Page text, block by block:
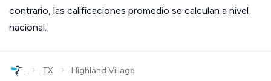
contrario, las calificaciones promedio se calculan a nivel
nacional.
› TX › Highland Village